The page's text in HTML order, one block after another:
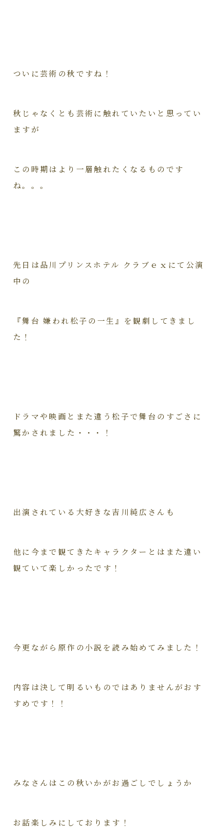
ついに芸術の秋ですね！
秋じゃなくとも芸術に触れていたいと思ってい
ますが
この時期はより一層触れたくなるものです
ね。。。
先日は品川プリンスホテル クラブｅｘにて公演
中の
『舞台 嫌われ松子の一生』を観劇してきまし
た！
ドラマや映画とまた違う松子で舞台のすごさに
驚かされました・・・！
出演されている大好きな吉川純広さんも
他に今まで観てきたキャラクターとはまた違い
観ていて楽しかったです！
今更ながら原作の小説を読み始めてみました！
内容は決して明るいものではありませんがおす
すめです！！
みなさんはこの秋いかがお過ごしでしょうか
お話楽しみにしております！